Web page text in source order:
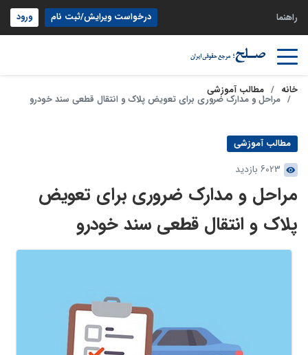
راهنما درخواست ویرایش/ثبت نام ورود
خانه مطالب آموزشی
مراحل و مدارک ضروری برای تعویض پلاک و انتقال قطعی سند خودرو
مطالب آموزشی
6023 بازدید
مراحل و مدارک ضروری برای تعویض
پلاک و انتقال قطعی سند خودرو